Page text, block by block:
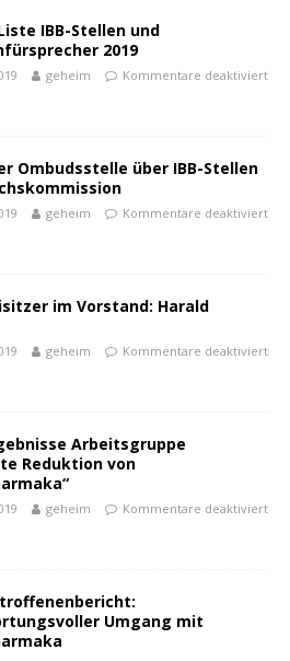
powered by
IBB-Stellen und
2019
geheim Kommentare deaktiviert
Ombudsstelle über IBB-Stellen
geheim Kommentare deaktiviert
im Vorstand: Harald
geheim Kommentare deaktiviert
Arbeitsgruppe
Reduktion von
geheim Kommentare deaktiviert
Umgang mit